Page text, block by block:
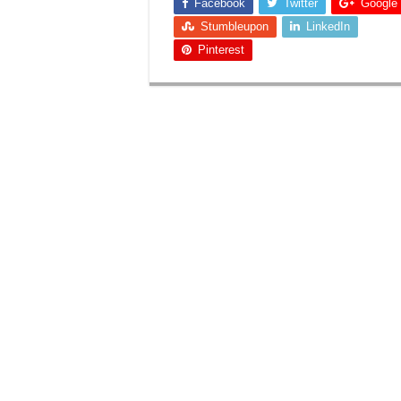
Facebook Twitter
Google
Stumbleupon
LinkedIn
Pinterest